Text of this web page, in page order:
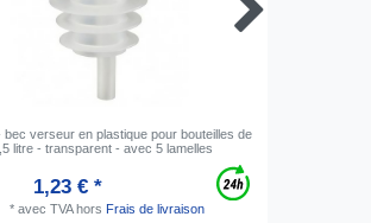
bec verseur en plastique pour bouteilles de
litre - transparent - avec 5 lamelles
1,23 € *
* avec TVAhors Frais de livraison